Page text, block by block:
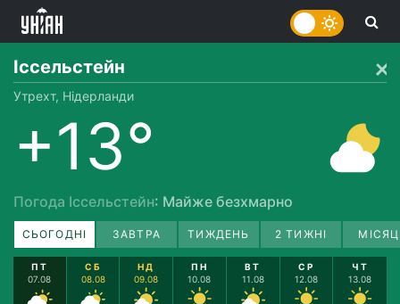
Іссельстейн
Утрехт, Нідерланди
+13°
Погода Іссельстейн: Майже безхмарно
СЬОГОДНІ ЗАВТРА ТИЖДЕНЬ 2 ТИЖНІ
ПТ
07.08
СБ
08.08
НД
09.08
ПН
10.08
ВТ
11.08
СР
12.08
ЧТ
13.08